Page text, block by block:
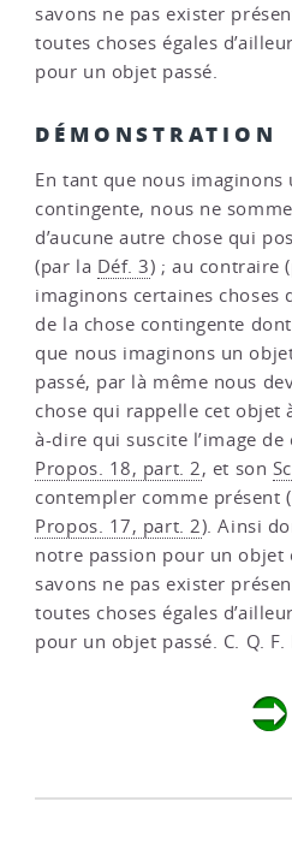
savons ne pas exister
toutes choses égales
pour un objet passé.
DÉMONSTRATION
En tant que nous imaginons
contingente, nous ne
d’aucune autre chose qui
(par la Déf. 3) ; au contraire
imaginons certaines choses
de la chose contingente
que nous imaginons un
passé, par là même nous
chose qui rappelle cet objet
à-dire qui suscite l’image
Propos. 18, part. 2, et son
contempler comme présent
Propos. 17, part. 2). Ainsi
notre passion pour un objet
savons ne pas exister
toutes choses égales
pour un objet passé. C. Q. F.